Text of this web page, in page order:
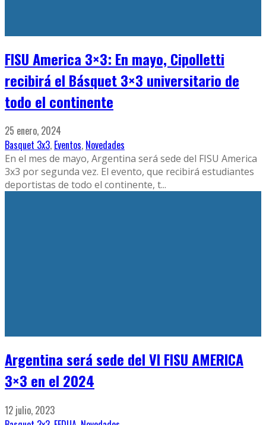
FISU America 3×3: En mayo, Cipolletti
recibirá el Básquet 3×3 universitario de
todo el continente
25 enero, 2024
Basquet 3x3, Eventos, Novedades
En el mes de mayo, Argentina será sede del FISU America
3x3 por segunda vez. El evento, que recibirá estudiantes
deportistas de todo el continente, t...
Argentina será sede del VI FISU AMERICA
3×3 en el 2024
12 julio, 2023